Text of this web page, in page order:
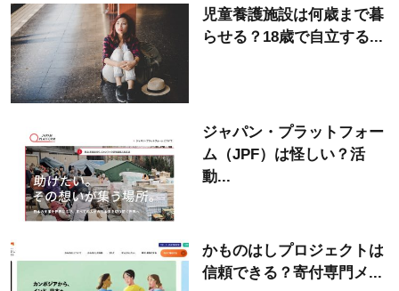
児童養護施設は何歳まで暮
らせる？18歳で自立する...
ジャパン・プラットフォー
ム（JPF）は怪しい？活
動...
かものはしプロジェクトは
信頼できる？寄付専門メ...